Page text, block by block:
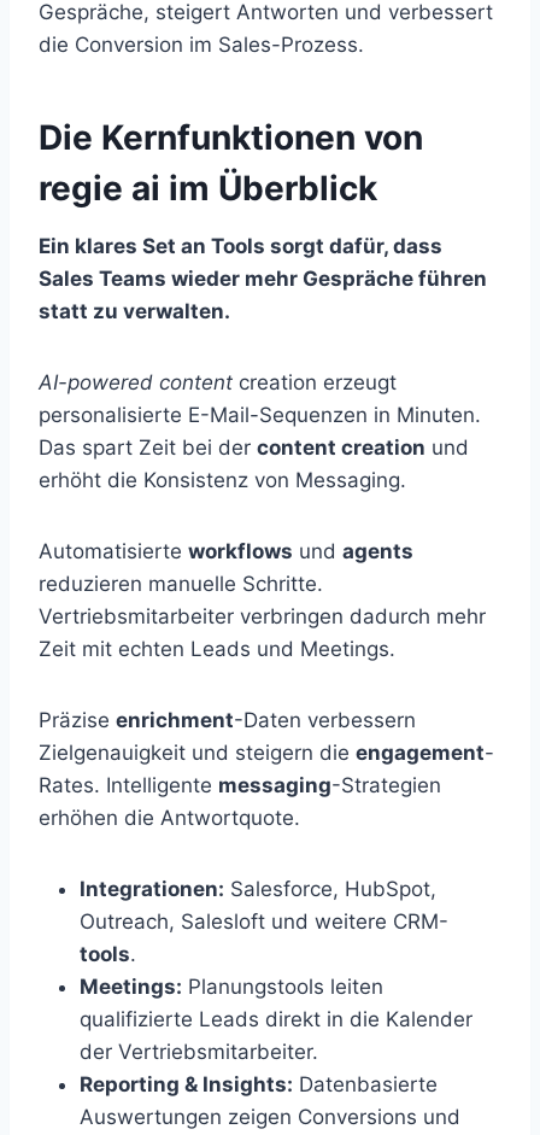
Gespräche, steigert Antworten und verbessert
die Conversion im Sales-Prozess.
Die Kernfunktionen von
regie ai im Überblick
Ein klares Set an Tools sorgt dafür, dass
Sales Teams wieder mehr Gespräche führen
statt zu verwalten.
AI-powered content creation erzeugt
personalisierte E-Mail-Sequenzen in Minuten.
Das spart Zeit bei der content creation und
erhöht die Konsistenz von Messaging.
Automatisierte workflows und agents
reduzieren manuelle Schritte.
Vertriebsmitarbeiter verbringen dadurch mehr
Zeit mit echten Leads und Meetings.
Präzise enrichment-Daten verbessern
Zielgenauigkeit und steigern die engagement-
Rates. Intelligente messaging-Strategien
erhöhen die Antwortquote.
Integrationen: Salesforce, HubSpot,
Outreach, Salesloft und weitere CRM-
tools.
Meetings: Planungstools leiten
qualifizierte Leads direkt in die Kalender
der Vertriebsmitarbeiter.
Reporting & Insights: Datenbasierte
Auswertungen zeigen Conversions und